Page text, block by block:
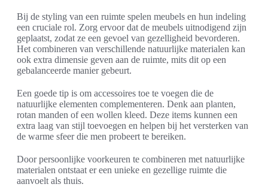
Bij de styling van een ruimte spelen meubels en hun indeling
een cruciale rol. Zorg ervoor dat de meubels uitnodigend zijn
geplaatst, zodat ze een gevoel van gezelligheid bevorderen.
Het combineren van verschillende natuurlijke materialen kan
ook extra dimensie geven aan de ruimte, mits dit op een
gebalanceerde manier gebeurt.
Een goede tip is om accessoires toe te voegen die de
natuurlijke elementen complementeren. Denk aan planten,
rotan manden of een wollen kleed. Deze items kunnen een
extra laag van stijl toevoegen en helpen bij het versterken van
de warme sfeer die men probeert te bereiken.
Door persoonlijke voorkeuren te combineren met natuurlijke
materialen ontstaat er een unieke en gezellige ruimte die
aanvoelt als thuis.